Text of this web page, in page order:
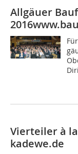
Allgäuer
2016
Vierteiler à
kadewe.de